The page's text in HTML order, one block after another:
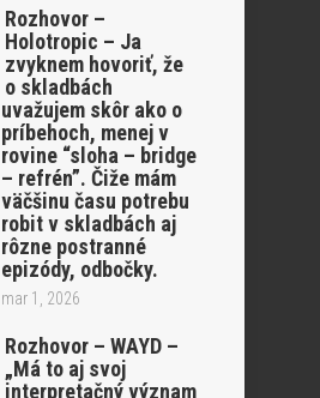
Rozhovor –
Holotropic – Ja
zvyknem hovoriť, že
o skladbách
uvažujem skôr ako o
príbehoch, menej v
rovine “sloha – bridge
– refrén”. Čiže mám
väčšinu času potrebu
robit v skladbách aj
rôzne postranné
epizódy, odbočky.
mar 1, 2026
Rozhovor – WAYD –
„Má to aj svoj
interpretačný význam